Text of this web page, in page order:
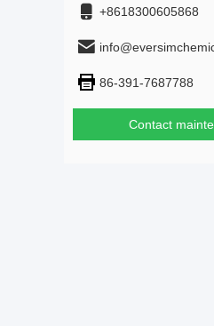
+8618300605868
86-391-7687788
Contact